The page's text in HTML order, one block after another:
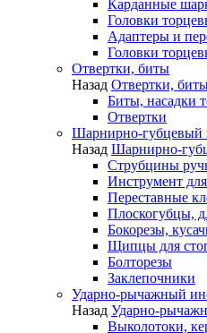
Карданные
Головки
Адаптеры и
Головки
Отвертки, биты
Назад Отвертки,
Биты, насадки
Отвертки
Шарнирно-губцевый
Назад Шарнирно-
Струбцины
Инструмент
Переставные
Плоскогубцы,
Бокорезы,
Щипцы для
Болторезы
Заклепочники
Ударно-рычажный
Назад Ударно-
Выколотоки,